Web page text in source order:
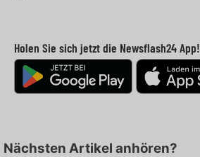
Holen Sie sich jetzt die Newsflash24 App!
Nächsten Artikel anhören?